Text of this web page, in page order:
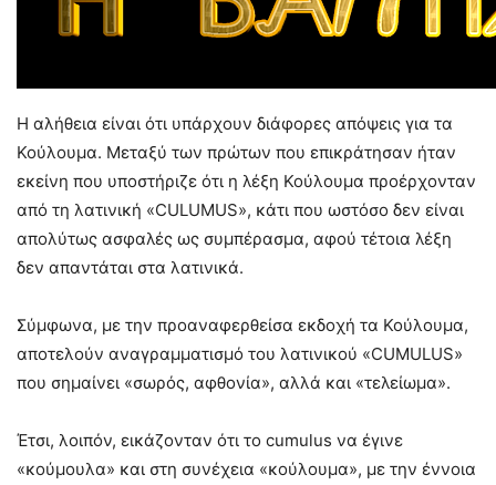
Η αλήθεια είναι ότι υπάρχουν διάφορες απόψεις για τα
Κούλουμα. Μεταξύ των πρώτων που επικράτησαν ήταν
εκείνη που υποστήριζε ότι η λέξη Κούλουμα προέρχονταν
από τη λατινική «CULUMUS», κάτι που ωστόσο δεν είναι
απολύτως ασφαλές ως συμπέρασμα, αφού τέτοια λέξη
δεν απαντάται στα λατινικά.
Σύμφωνα, με την προαναφερθείσα εκδοχή τα Κούλουμα,
αποτελούν αναγραμματισμό του λατινικού «CUMULUS»
που σημαίνει «σωρός, αφθονία», αλλά και «τελείωμα».
Έτσι, λοιπόν, εικάζονταν ότι το cumulus να έγινε
«κούμουλα» και στη συνέχεια «κούλουμα», με την έννοια